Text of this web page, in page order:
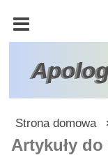
KOŚCIÓŁ
KATOLICKI
TRÓJCA
ŚWIĘTA
ATEIZM
Strona domowa
Artykuły